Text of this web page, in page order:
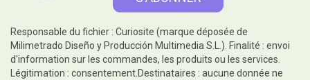
Responsable du fichier : Curiosite (marque déposée de
Milimetrado Diseño y Producción Multimedia S.L.). Finalité : envoi
d'information sur les commandes, les produits ou les services.
Légitimation : consentement.Destinataires : aucune donnée ne